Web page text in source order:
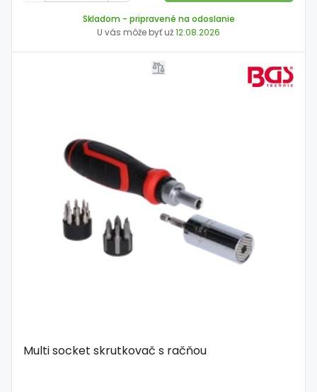
Skladom - pripravené na odoslanie
U vás môže byť už12.08.2026
Multi socket skrutkovač s račňou